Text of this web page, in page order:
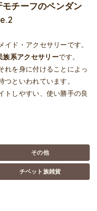
モチーフのペンダン
ド・アクセサリーです。
族系アクセサリーです。
れを身に付けることによっ
といわれています。
トしやすい、使い勝手の良
その他
チベット族雑貨